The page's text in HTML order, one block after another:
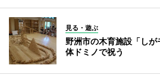
見る・遊ぶ
野洲市の木育施設「し
体ドミノで祝う